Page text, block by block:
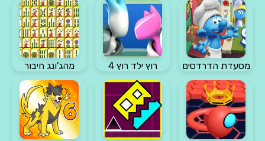
מסעדת הדרדסים רוץ ילד רוץ 4 מהג'ונג חיבור